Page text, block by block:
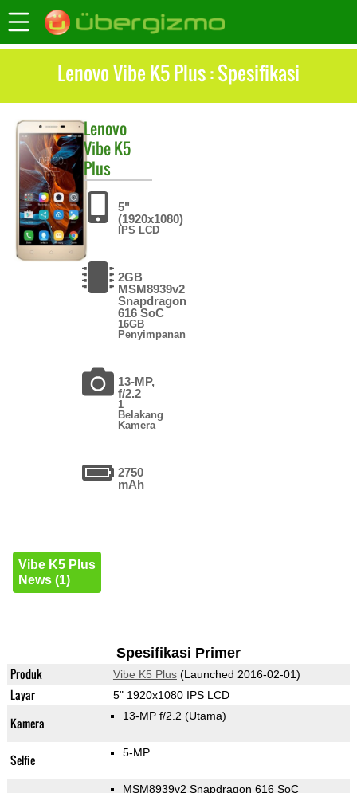
Lenovo Vibe K5 Plus : Spesifikasi
Lenovo
Vibe K5
Plus
5"
(1920x1080)
IPS LCD
2GB
MSM8939v2
Snapdragon
616 SoC
16GB
Penyimpanan
13-MP,
f/2.2
1
Belakang
Kamera
2750
mAh
Vibe K5 Plus
News (1)
Spesifikasi Primer
Produk Vibe K5 Plus(Launched 2016-02-01)
Layar 5" 1920x1080 IPS LCD
Kamera 13-MP f/2.2 (Utama)
Selfie 5-MP
MSM8939v2 Snapdragon 616 SoC